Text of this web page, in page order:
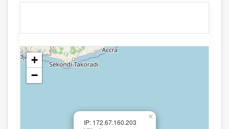
IP: 172.67.160.203
×
+
−